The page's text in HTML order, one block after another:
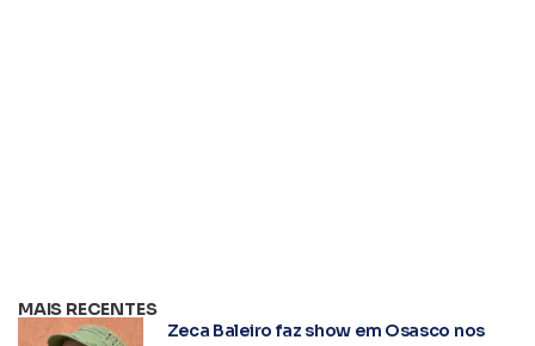
MAIS RECENTES
Zeca Baleiro faz show em Osasco nos